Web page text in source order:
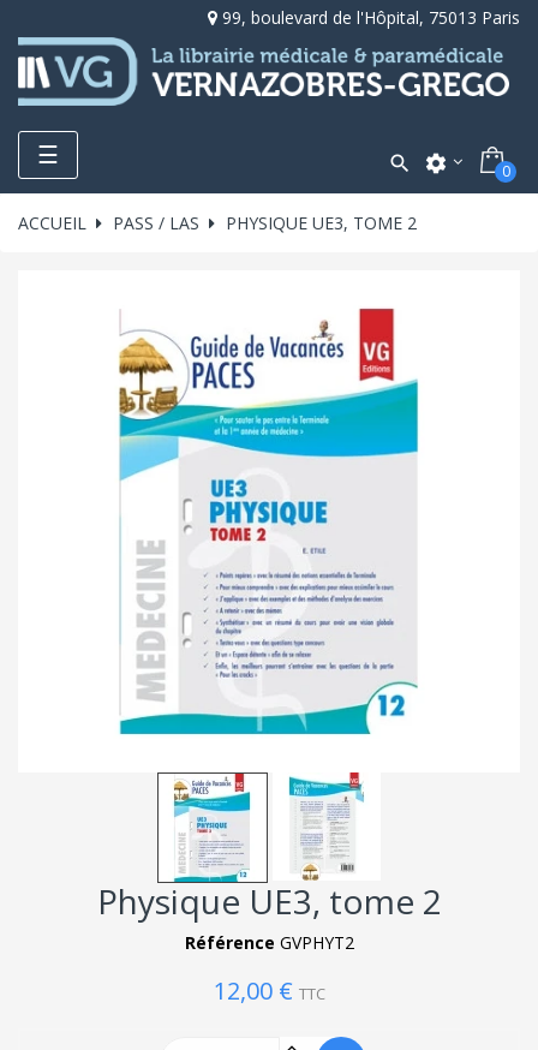
99, boulevard de l'Hôpital, 75013 Paris
Toggle
navigation
☰  settings 0
ACCUEIL PASS / LAS PHYSIQUE UE3, TOME 2
Physique UE3, tome 2
Référence GVPHYT2
12,00 € TTC